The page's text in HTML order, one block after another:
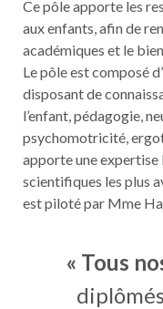
Ce pôle apporte les
aux enfants, afin de
académiques et le
Le pôle est composé
disposant de
l’enfant, pédagogie,
psychomotricité,
apporte une expertise
scientifiques les plus
est piloté par Mme
« Tous